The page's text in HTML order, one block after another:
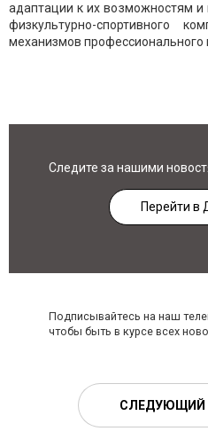
адаптации к их возможностям и
физкультурно-спортивного
механизмов профессионального
Следите за нашими
Перейти в
Подписывайтесь на наш
чтобы быть в курсе всех
СЛЕДУЮЩИЙ